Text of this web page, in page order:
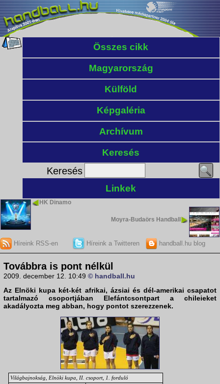
Összes cikk
Magyarország
Külföld
Képgaléria
Archívum
Keresés
Keresés
Linkek
HK Dinamo
Moyra-Budaörs Handball
Híreink RSS-en Híreink a Twitteren handball.hu blog
Továbbra is pont nélkül
2009. december 12. 10:49 © handball.hu
Az Elnöki kupa két-két afrikai, ázsiai és dél-amerikai csapatot
tartalmazó csoportjában Elefántcsontpart a chileieket
akadályozta meg abban, hogy pontot szerezzenek.
Világbajnokság, Elnöki kupa, II. csoport, 1. forduló